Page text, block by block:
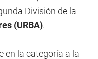
División de la
(URBA).
en la categoría a la